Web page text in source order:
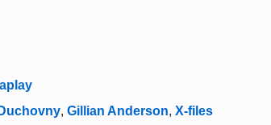
, Gillian Anderson, X-files